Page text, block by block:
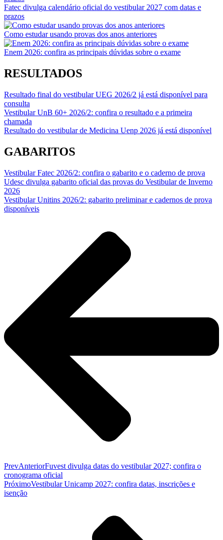
Fatec divulga calendário oficial do vestibular 2027 com datas e
prazos
Como estudar usando provas dos anos anteriores
Enem 2026: confira as principais dúvidas sobre o exame
RESULTADOS
Resultado final do vestibular UEG 2026/2 já está disponível para
consulta
Vestibular UnB 60+ 2026/2: confira o resultado e a primeira
chamada
Resultado do vestibular de Medicina Uenp 2026 já está disponível
GABARITOS
Vestibular Fatec 2026/2: confira o gabarito e o caderno de prova
Udesc divulga gabarito oficial das provas do Vestibular de Inverno
2026
Vestibular Unitins 2026/2: gabarito preliminar e cadernos de prova
disponíveis
PrevAnteriorFuvest divulga datas do vestibular 2027; confira o
cronograma oficial
PróximoVestibular Unicamp 2027: confira datas, inscrições e
isenção